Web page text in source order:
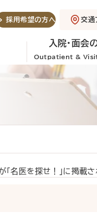
入院・面会
Outpatient &
採用希望の方へ 交通
名医を探せ！」に掲載
が変わります